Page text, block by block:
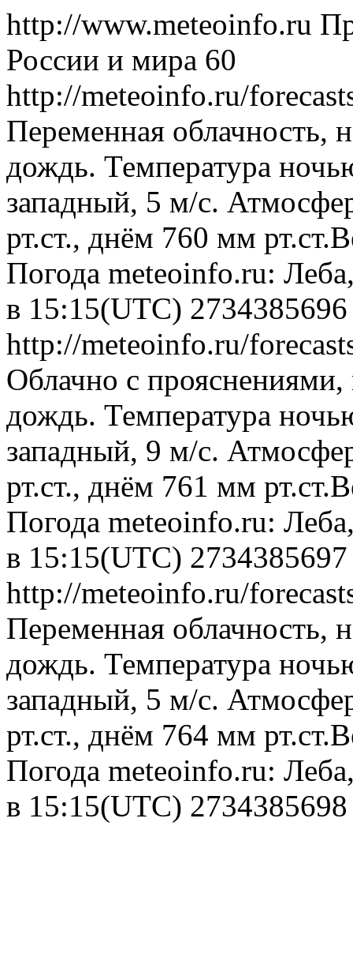
http://www.meteoinfo.ru
России и мира 60
http://meteoinfo.ru/
Переменная облачность,
дождь. Температура
западный, 5 м/с.
рт.ст., днём 760 мм
Погода meteoinfo.ru:
в 15:15(UTC) 2734385696
http://meteoinfo.ru/
Облачно с
дождь. Температура
западный, 9 м/с.
рт.ст., днём 761 мм
Погода meteoinfo.ru:
в 15:15(UTC) 2734385697
http://meteoinfo.ru/
Переменная облачность,
дождь. Температура
западный, 5 м/с.
рт.ст., днём 764 мм
Погода meteoinfo.ru:
в 15:15(UTC) 2734385698